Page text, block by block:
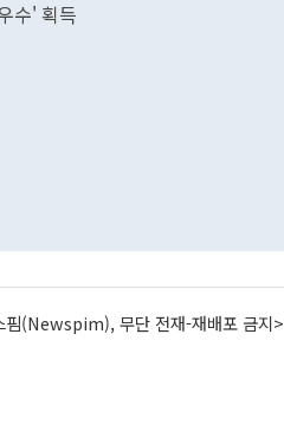
수' 획득
핌(Newspim), 무단 전재-재배포 금지>